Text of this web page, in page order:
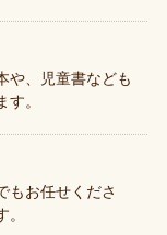
や、児童書なども
。
もお任せくださ